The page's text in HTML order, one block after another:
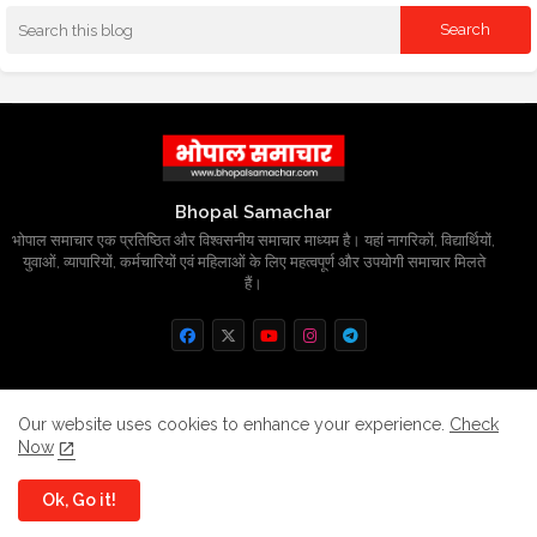
Bhopal Samachar
भोपाल समाचार एक प्रतिष्ठित और विश्वसनीय समाचार माध्यम है। यहां नागरिकों, विद्यार्थियों,
युवाओं, व्यापारियों, कर्मचारियों एवं महिलाओं के लिए महत्वपूर्ण और उपयोगी समाचार मिलते
हैं।
All Right Reserved Copyright
Home About Contact us
Privacy Policy
Our website uses cookies to enhance your experience. Check
Now
Ok, Go it!